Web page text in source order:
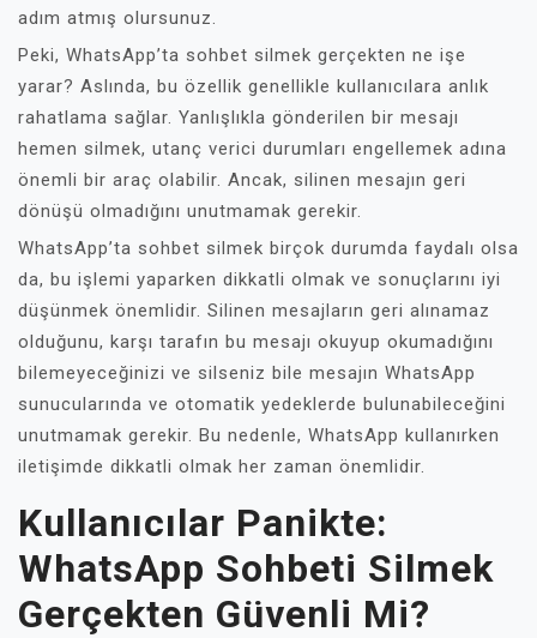
adım atmış olursunuz.
Peki, WhatsApp’ta sohbet silmek gerçekten ne işe
yarar? Aslında, bu özellik genellikle kullanıcılara anlık
rahatlama sağlar. Yanlışlıkla gönderilen bir mesajı
hemen silmek, utanç verici durumları engellemek adına
önemli bir araç olabilir. Ancak, silinen mesajın geri
dönüşü olmadığını unutmamak gerekir.
WhatsApp’ta sohbet silmek birçok durumda faydalı olsa
da, bu işlemi yaparken dikkatli olmak ve sonuçlarını iyi
düşünmek önemlidir. Silinen mesajların geri alınamaz
olduğunu, karşı tarafın bu mesajı okuyup okumadığını
bilemeyeceğinizi ve silseniz bile mesajın WhatsApp
sunucularında ve otomatik yedeklerde bulunabileceğini
unutmamak gerekir. Bu nedenle, WhatsApp kullanırken
iletişimde dikkatli olmak her zaman önemlidir.
Kullanıcılar Panikte:
WhatsApp Sohbeti Silmek
Gerçekten Güvenli Mi?